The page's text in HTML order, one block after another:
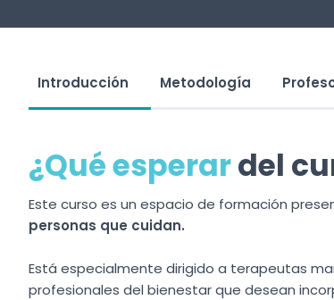
Introducción Metodología
¿Qué esperardel
Este curso es un espacio de formación
personas que cuidan.
Está especialmente dirigido a terapeutas
profesionales del bienestar que desean